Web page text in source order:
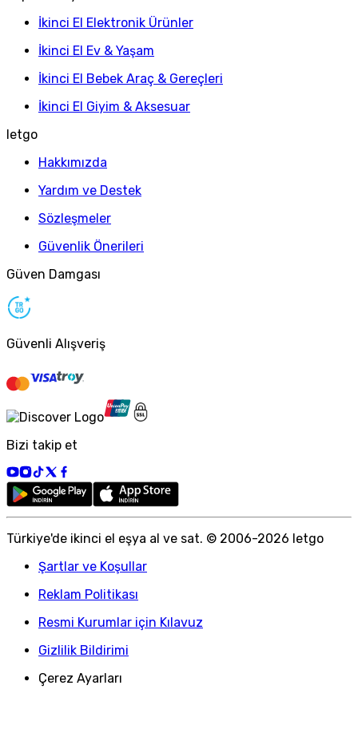
İkinci El Elektronik Ürünler
İkinci El Ev & Yaşam
İkinci El Bebek Araç & Gereçleri
İkinci El Giyim & Aksesuar
letgo
Hakkımızda
Yardım ve Destek
Sözleşmeler
Güvenlik Önerileri
Güven Damgası
Güvenli Alışveriş
Bizi takip et
Türkiye'de ikinci el eşya al ve sat. © 2006-2026 letgo
Şartlar ve Koşullar
Reklam Politikası
Resmi Kurumlar için Kılavuz
Gizlilik Bildirimi
Çerez Ayarları